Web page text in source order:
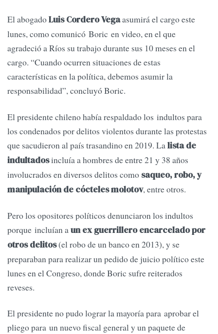
El abogadoLuis Cordero Vegaasumirá el cargo este
lunes, como comunicó Boric en video, en el que
agradeció a Ríos su trabajo durante sus 10 meses en el
cargo. “Cuando ocurren situaciones de estas
características en la política, debemos asumir la
responsabilidad”, concluyó Boric.
El presidente chileno había respaldado los indultos para
los condenados por delitos violentos durante las protestas
que sacudieron al país trasandino en 2019. Lalista de
indultadosincluía a hombres de entre 21 y 38 años
involucrados en diversos delitos como saqueo, robo, y
manipulación de cócteles molotov, entre otros.
Pero los opositores políticos denunciaron los indultos
porque incluían aun ex guerrillero encarcelado por
otros delitos(el robo de un banco en 2013), y se
preparaban para realizar un pedido de juicio político este
lunes en el Congreso, donde Boric sufre reiterados
reveses.
El presidente no pudo lograr la mayoría para aprobar el
pliego para un nuevo fiscal general y un paquete de